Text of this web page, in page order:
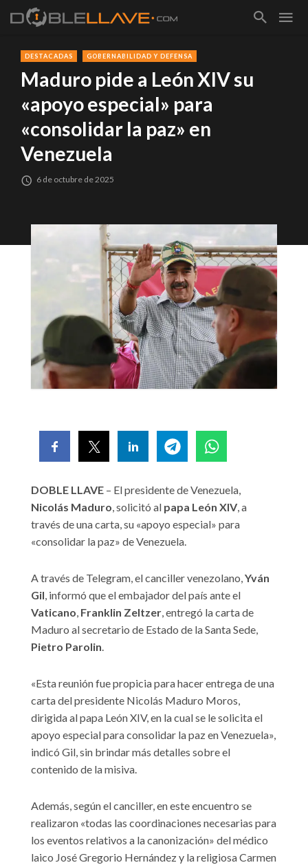
DESTACADAS GOBERNABILIDAD Y DEFENSA
Maduro pide a León XIV su
«apoyo especial» para
«consolidar la paz» en
Venezuela
6 de octubre de 2025
DOBLE LLAVE – El presidente de Venezuela,
Nicolás Maduro, solicitó al papa León XIV, a
través de una carta, su «apoyo especial» para
«consolidar la paz» de Venezuela.
A través de Telegram, el canciller venezolano,Yván
Gil, informó que el embajador del país ante el
Vaticano, Franklin Zeltzer, entregó la carta de
Maduro al secretario de Estado de la Santa Sede,
Pietro Parolin.
«Esta reunión fue propicia para hacer entrega de una
carta del presidente Nicolás Maduro Moros,
dirigida al papa León XIV, en la cual se le solicita el
apoyo especial para consolidar la paz en Venezuela»,
indicó Gil, sin brindar más detalles sobre el
contenido de la misiva.
Además, según el canciller, en este encuentro se
realizaron «todas las coordinaciones necesarias para
los eventos relativos a la canonización» del médico
laico José Gregorio Hernández y la religiosa Carmen